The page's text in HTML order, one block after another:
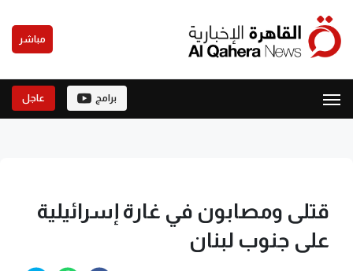
مباشر
برامج عاجل
قتلى ومصابون في غارة إسرائيلية
على جنوب لبنان